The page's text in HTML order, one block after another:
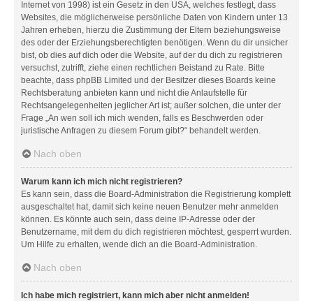
Internet von 1998) ist ein Gesetz in den USA, welches festlegt, dass
Websites, die möglicherweise persönliche Daten von Kindern unter 13
Jahren erheben, hierzu die Zustimmung der Eltern beziehungsweise
des oder der Erziehungsberechtigten benötigen. Wenn du dir unsicher
bist, ob dies auf dich oder die Website, auf der du dich zu registrieren
versuchst, zutrifft, ziehe einen rechtlichen Beistand zu Rate. Bitte
beachte, dass phpBB Limited und der Besitzer dieses Boards keine
Rechtsberatung anbieten kann und nicht die Anlaufstelle für
Rechtsangelegenheiten jeglicher Art ist; außer solchen, die unter der
Frage „An wen soll ich mich wenden, falls es Beschwerden oder
juristische Anfragen zu diesem Forum gibt?“ behandelt werden.
Nach oben
Warum kann ich mich nicht registrieren?
Es kann sein, dass die Board-Administration die Registrierung komplett
ausgeschaltet hat, damit sich keine neuen Benutzer mehr anmelden
können. Es könnte auch sein, dass deine IP-Adresse oder der
Benutzername, mit dem du dich registrieren möchtest, gesperrt wurden.
Um Hilfe zu erhalten, wende dich an die Board-Administration.
Nach oben
Ich habe mich registriert, kann mich aber nicht anmelden!